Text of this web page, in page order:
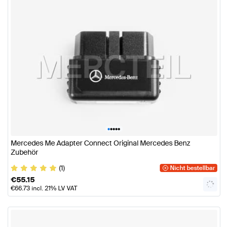
•••••
Mercedes Me Adapter Connect Original Mercedes Benz
Zubehör
(1)
Nicht bestellbar
€55.15
€66.73incl. 21% LV VAT